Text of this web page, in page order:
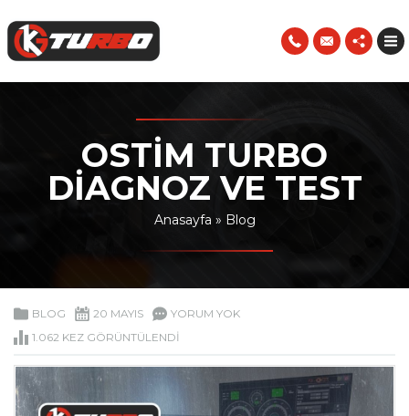
OSTIM TURBO
DIAGNOZ VE TEST
Anasayfa » Blog
BLOG 20 MAYIS
YORUM YOK
1.062 KEZ GÖRÜNTÜLENDI